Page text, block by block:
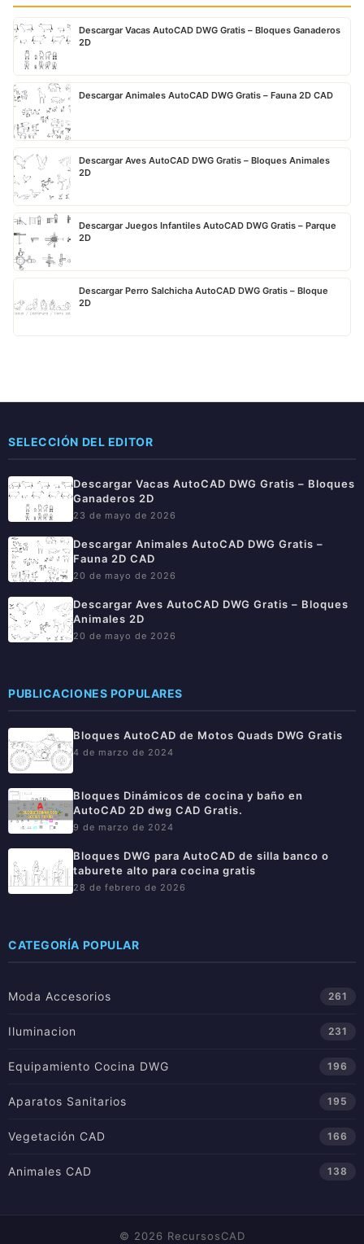
Descargar Vacas AutoCAD DWG Gratis – Bloques Ganaderos
2D
Descargar Animales AutoCAD DWG Gratis – Fauna 2D CAD
Descargar Aves AutoCAD DWG Gratis – Bloques Animales
2D
Descargar Juegos Infantiles AutoCAD DWG Gratis – Parque
2D
Descargar Perro Salchicha AutoCAD DWG Gratis – Bloque
2D
SELECCIÓN DEL EDITOR
Descargar Vacas AutoCAD DWG Gratis – Bloques
Ganaderos 2D
23 de mayo de 2026
Descargar Animales AutoCAD DWG Gratis –
Fauna 2D CAD
20 de mayo de 2026
Descargar Aves AutoCAD DWG Gratis – Bloques
Animales 2D
20 de mayo de 2026
PUBLICACIONES POPULARES
Bloques AutoCAD de Motos Quads DWG Gratis
4 de marzo de 2024
Bloques Dinámicos de cocina y baño en
AutoCAD 2D dwg CAD Gratis.
9 de marzo de 2024
Bloques DWG para AutoCAD de silla banco o
taburete alto para cocina gratis
28 de febrero de 2026
CATEGORÍA POPULAR
Moda Accesorios 261
Iluminacion 231
Equipamiento Cocina DWG 196
Aparatos Sanitarios 195
Vegetación CAD 166
Animales CAD 138
© 2026 RecursosCAD